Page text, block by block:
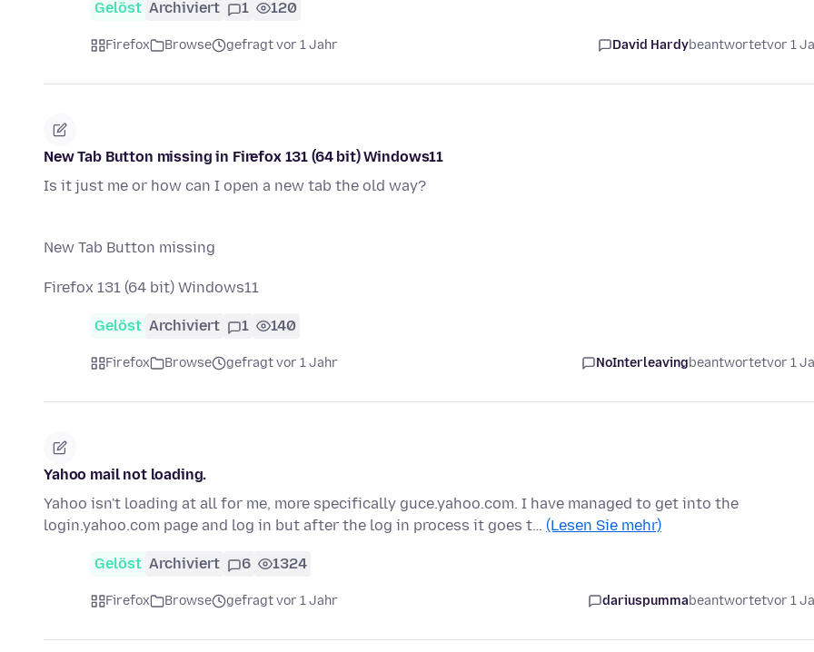
Gelöst Archiviert 1 120
Firefox Browse gefragt vor 1 Jahr David Hardybeantwortetvor 1
New Tab Button missing in Firefox 131 (64 bit) Windows11
Is it just me or how can I open a new tab the old way?
New Tab Button missing
Firefox 131 (64 bit) Windows11
Gelöst Archiviert 1 140
Firefox Browse gefragt vor 1 Jahr NoInterleavingbeantwortetvor 1
Yahoo mail not loading.
Yahoo isn't loading at all for me, more specifically guce.yahoo.com. I have managed to get into the
login.yahoo.com page and log in but after the log in process it goes t… (Lesen Sie mehr)
Gelöst Archiviert 6 1324
Firefox Browse gefragt vor 1 Jahr dariuspummabeantwortetvor 1